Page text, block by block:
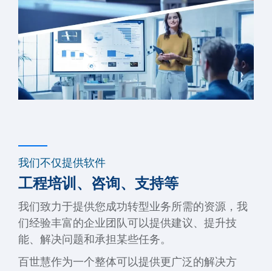
我们不仅提供软件
工程培训、咨询、支持等
我们致力于提供您成功转型业务所需的资源，我
们经验丰富的企业团队可以提供建议、提升技
能、解决问题和承担某些任务。
百世慧作为一个整体可以提供更广泛的解决方